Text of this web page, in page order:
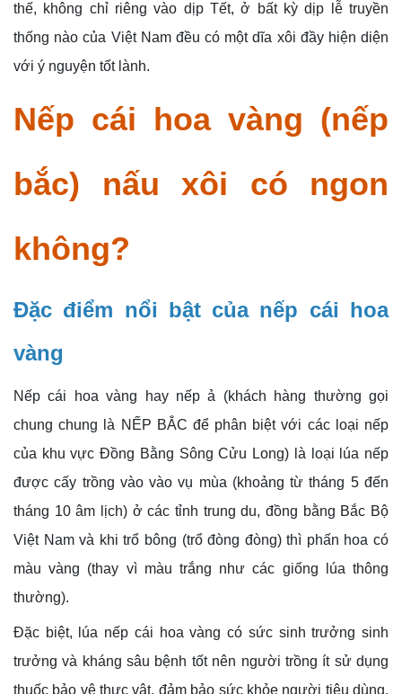
thế, không chỉ riêng vào dịp Tết, ở bất kỳ dịp lễ truyền
thống nào của Việt Nam đều có một dĩa xôi đầy hiện diện
với ý nguyện tốt lành.
Nếp cái hoa vàng (nếp
bắc) nấu xôi có ngon
không?
Đặc điểm nổi bật của nếp cái hoa
vàng
Nếp cái hoa vàng hay nếp ả (khách hàng thường gọi
chung chung là NẾP BẮC để phân biệt với các loại nếp
của khu vực Đồng Bằng Sông Cửu Long) là loại lúa nếp
được cấy trồng vào vào vụ mùa (khoảng từ tháng 5 đến
tháng 10 âm lịch) ở các tỉnh trung du, đồng bằng Bắc Bộ
Việt Nam và khi trổ bông (trổ đòng đòng) thì phấn hoa có
màu vàng (thay vì màu trắng như các giống lúa thông
thường).
Đặc biệt, lúa nếp cái hoa vàng có sức sinh trưởng sinh
trưởng và kháng sâu bệnh tốt nên người trồng ít sử dụng
thuốc bảo vệ thực vật, đảm bảo sức khỏe người tiêu dùng.